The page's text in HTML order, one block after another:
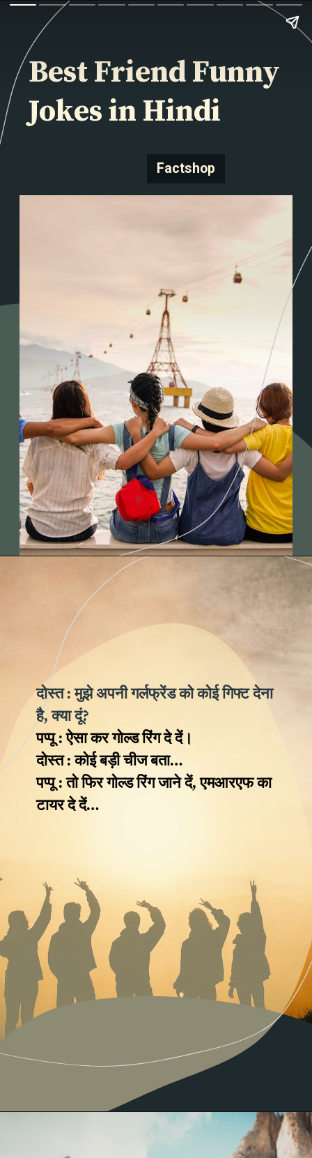
Best Friend Funny
Jokes in Hindi
Factshop
दोस्त : मुझे अपनी गर्लफ्रेंड को कोई गिफ्ट देना
है, क्या दूं?
पप्पू : ऐसा कर गोल्ड रिंग दे दें।
दोस्त : कोई बड़ी चीज बता…
पप्पू : तो फिर गोल्ड रिंग जाने दें, एमआरएफ का
टायर दे दें…